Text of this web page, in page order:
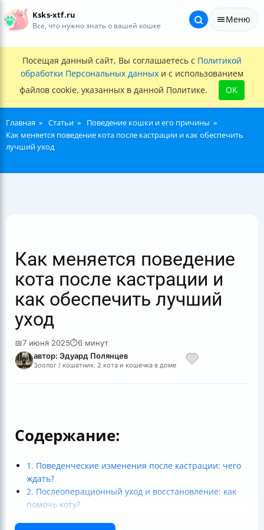
Ksks-xtf.ru
Все, что нужно знать о вашей кошке
Меню
Посещая данный сайт, Вы соглашаетесь с Политикой
обработки Персональных данных и с использованием
файлов cookie, указанных в данной Политике.
OK
Главная Статьи
Поведение кошки и его причины
Как меняется поведение кота после кастрации и как обеспечить
лучший уход
Как меняется поведение
кота после кастрации и
как обеспечить лучший
уход
📅7 июня 2025⏱6 минут
автор: Эдуард Полянцев
Зоолог / кошатник: 2 кота и кошечка в доме
Содержание:
1. Поведенческие изменения после кастрации: чего
ждать?
2. Послеоперационный уход и восстановление: как
помочь коту?